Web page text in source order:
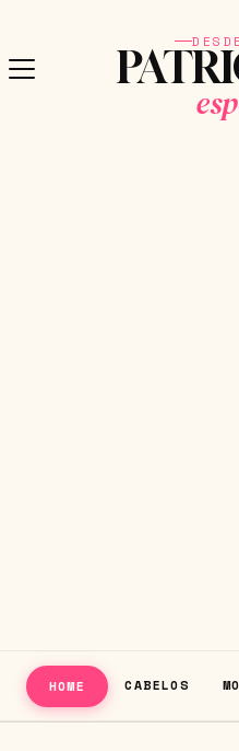
HOME CABELOS